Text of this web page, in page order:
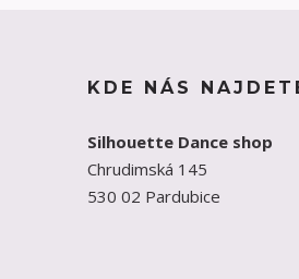
KDE NÁS
Silhouette Dance shop
Chrudimská 145
530 02 Pardubice